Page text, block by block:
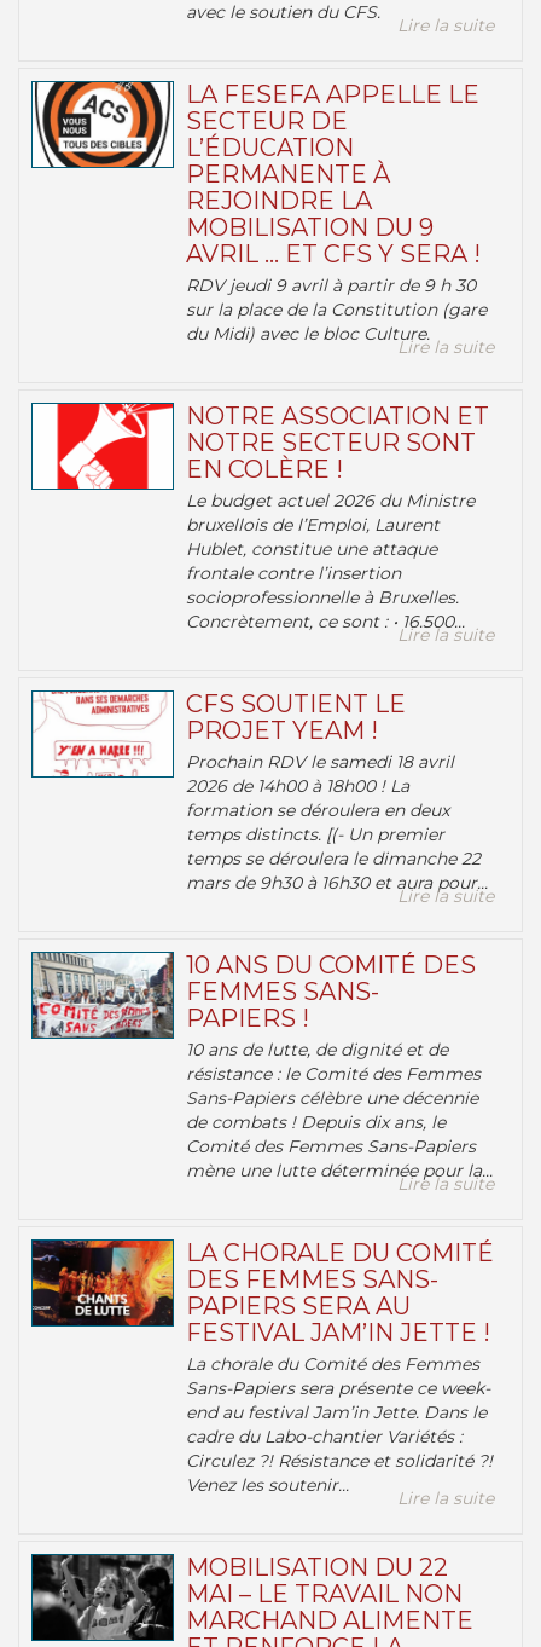
avec le soutien du CFS.
Lire la suite
LA FESEFA APPELLE LE
SECTEUR DE
L’ÉDUCATION
PERMANENTE À
REJOINDRE LA
MOBILISATION DU 9
AVRIL … ET CFS Y SERA !
RDV jeudi 9 avril à partir de 9 h 30
sur la place de la Constitution (gare
du Midi) avec le bloc Culture.
Lire la suite
NOTRE ASSOCIATION ET
NOTRE SECTEUR SONT
EN COLÈRE !
Le budget actuel 2026 du Ministre
bruxellois de l’Emploi, Laurent
Hublet, constitue une attaque
frontale contre l’insertion
socioprofessionnelle à Bruxelles.
Concrètement, ce sont : • 16.500...
Lire la suite
CFS SOUTIENT LE
PROJET YEAM !
Prochain RDV le samedi 18 avril
2026 de 14h00 à 18h00 ! La
formation se déroulera en deux
temps distincts. [(- Un premier
temps se déroulera le dimanche 22
mars de 9h30 à 16h30 et aura pour...
Lire la suite
10 ANS DU COMITÉ DES
FEMMES SANS-
PAPIERS !
10 ans de lutte, de dignité et de
résistance : le Comité des Femmes
Sans-Papiers célèbre une décennie
de combats ! Depuis dix ans, le
Comité des Femmes Sans-Papiers
mène une lutte déterminée pour la...
Lire la suite
LA CHORALE DU COMITÉ
DES FEMMES SANS-
PAPIERS SERA AU
FESTIVAL JAM’IN JETTE !
La chorale du Comité des Femmes
Sans-Papiers sera présente ce week-
end au festival Jam’in Jette. Dans le
cadre du Labo-chantier Variétés :
Circulez ?! Résistance et solidarité ?!
Venez les soutenir...
Lire la suite
MOBILISATION DU 22
MAI – LE TRAVAIL NON
MARCHAND ALIMENTE